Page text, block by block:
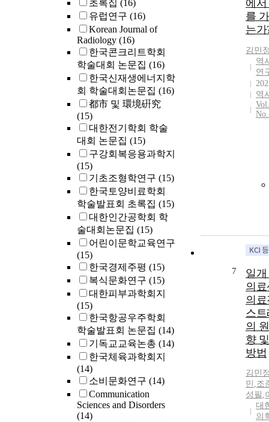
초록집 (16)
유럽연구 (16)
Korean Journal of
Radiology (16)
한국콘크리트학회
학술대회 논문집 (16)
한국신재생에너지학
회 학술대회논문집 (16)
都市 및 環境硏究
(15)
대한전기학회 학술
대회 논문집 (15)
구강회복응용과학지
(15)
기초조형학연구 (15)
한국토양비료학회
학술발표회 초록집 (15)
대한인간공학회 학
술대회논문집 (15)
어린이문학교육연구
(15)
한국경제주평 (15)
복식문화연구 (15)
대한피부과학회지
(15)
한국항공우주학회
학술발표회 논문집 (14)
기독교교육논총 (14)
한국체육과학회지
(14)
소비문화연구 (14)
Communication
Sciences and Disorders
(14)
에
를
는가
김민
역
연
역
7
일
의
의
스
의
향
방법
김민
민 ,조
성필 ,
대
의